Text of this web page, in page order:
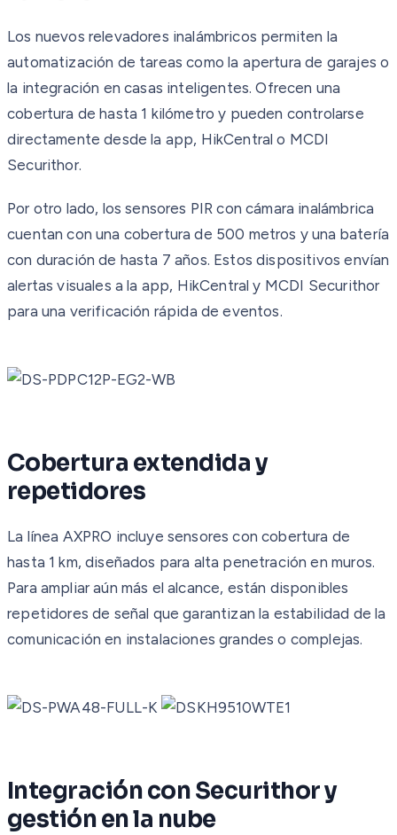
Los nuevos relevadores inalámbricos permiten la
automatización de tareas como la apertura de garajes o
la integración en casas inteligentes. Ofrecen una
cobertura de hasta 1 kilómetro y pueden controlarse
directamente desde la app, HikCentral o MCDI
Securithor.
Por otro lado, los sensores PIR con cámara inalámbrica
cuentan con una cobertura de 500 metros y una batería
con duración de hasta 7 años. Estos dispositivos envían
alertas visuales a la app, HikCentral y MCDI Securithor
para una verificación rápida de eventos.
Cobertura extendida y
repetidores
La línea AXPRO incluye sensores con cobertura de
hasta 1 km, diseñados para alta penetración en muros.
Para ampliar aún más el alcance, están disponibles
repetidores de señal que garantizan la estabilidad de la
comunicación en instalaciones grandes o complejas.
Integración con Securithor y
gestión en la nube